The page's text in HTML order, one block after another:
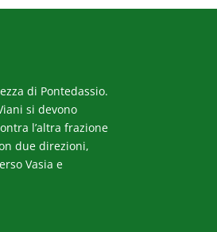
di Pontedassio.
si devono
l’altra frazione
due direzioni,
Vasia e